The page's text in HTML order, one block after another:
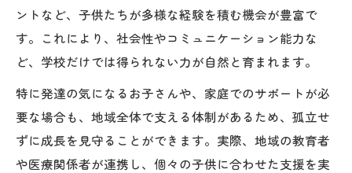
ントなど、子供たちが多様な経験を積む機会が豊富で
す。これにより、社会性やコミュニケーション能力な
ど、学校だけでは得られない力が自然と育まれます。
特に発達の気になるお子さんや、家庭でのサポートが必
要な場合も、地域全体で支える体制があるため、孤立せ
ずに成長を見守ることができます。実際、地域の教育者
や医療関係者が連携し、個々の子供に合わせた支援を実